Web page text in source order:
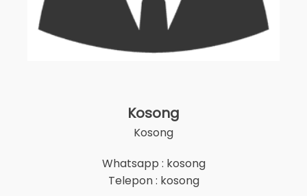
Kosong
Kosong
Whatsapp : kosong
Telepon : kosong